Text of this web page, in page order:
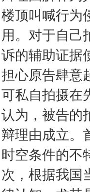
楼顶叫喊行为
用。对于自己
诉的辅助证据
担心原告肆意
可私自拍摄在
认为，被告的
辩理由成立。
时空条件的不
次，根据我国